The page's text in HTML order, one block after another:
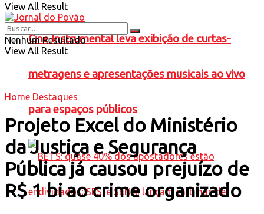
Cine Instrumental leva exibição de curtas-
metragens e apresentações musicais ao vivo
para espaços públicos
View All Result
Nenhum Resultado
View All Result
Home Destaques
Projeto Excel do Ministério
da Justiça e Segurança
Pública já causou prejuízo de
R$ 1 bi ao crime organizado